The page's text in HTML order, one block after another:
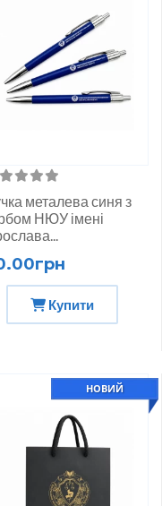
металева синя з
НЮУ імені
Купити
НОВИЙ